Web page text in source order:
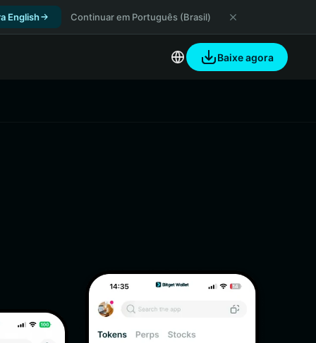
English Continuar em Português (Brasil)
Baixe agora